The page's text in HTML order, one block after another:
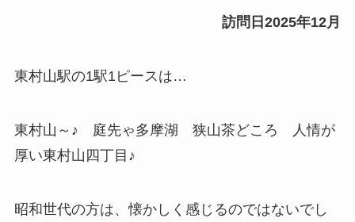
訪問日2025年12月
東村山駅の1駅1ピースは…
東村山～♪ 庭先ゃ多摩湖 狭山茶どころ 人情が
厚い東村山四丁目♪
昭和世代の方は、懐かしく感じるのではないでし